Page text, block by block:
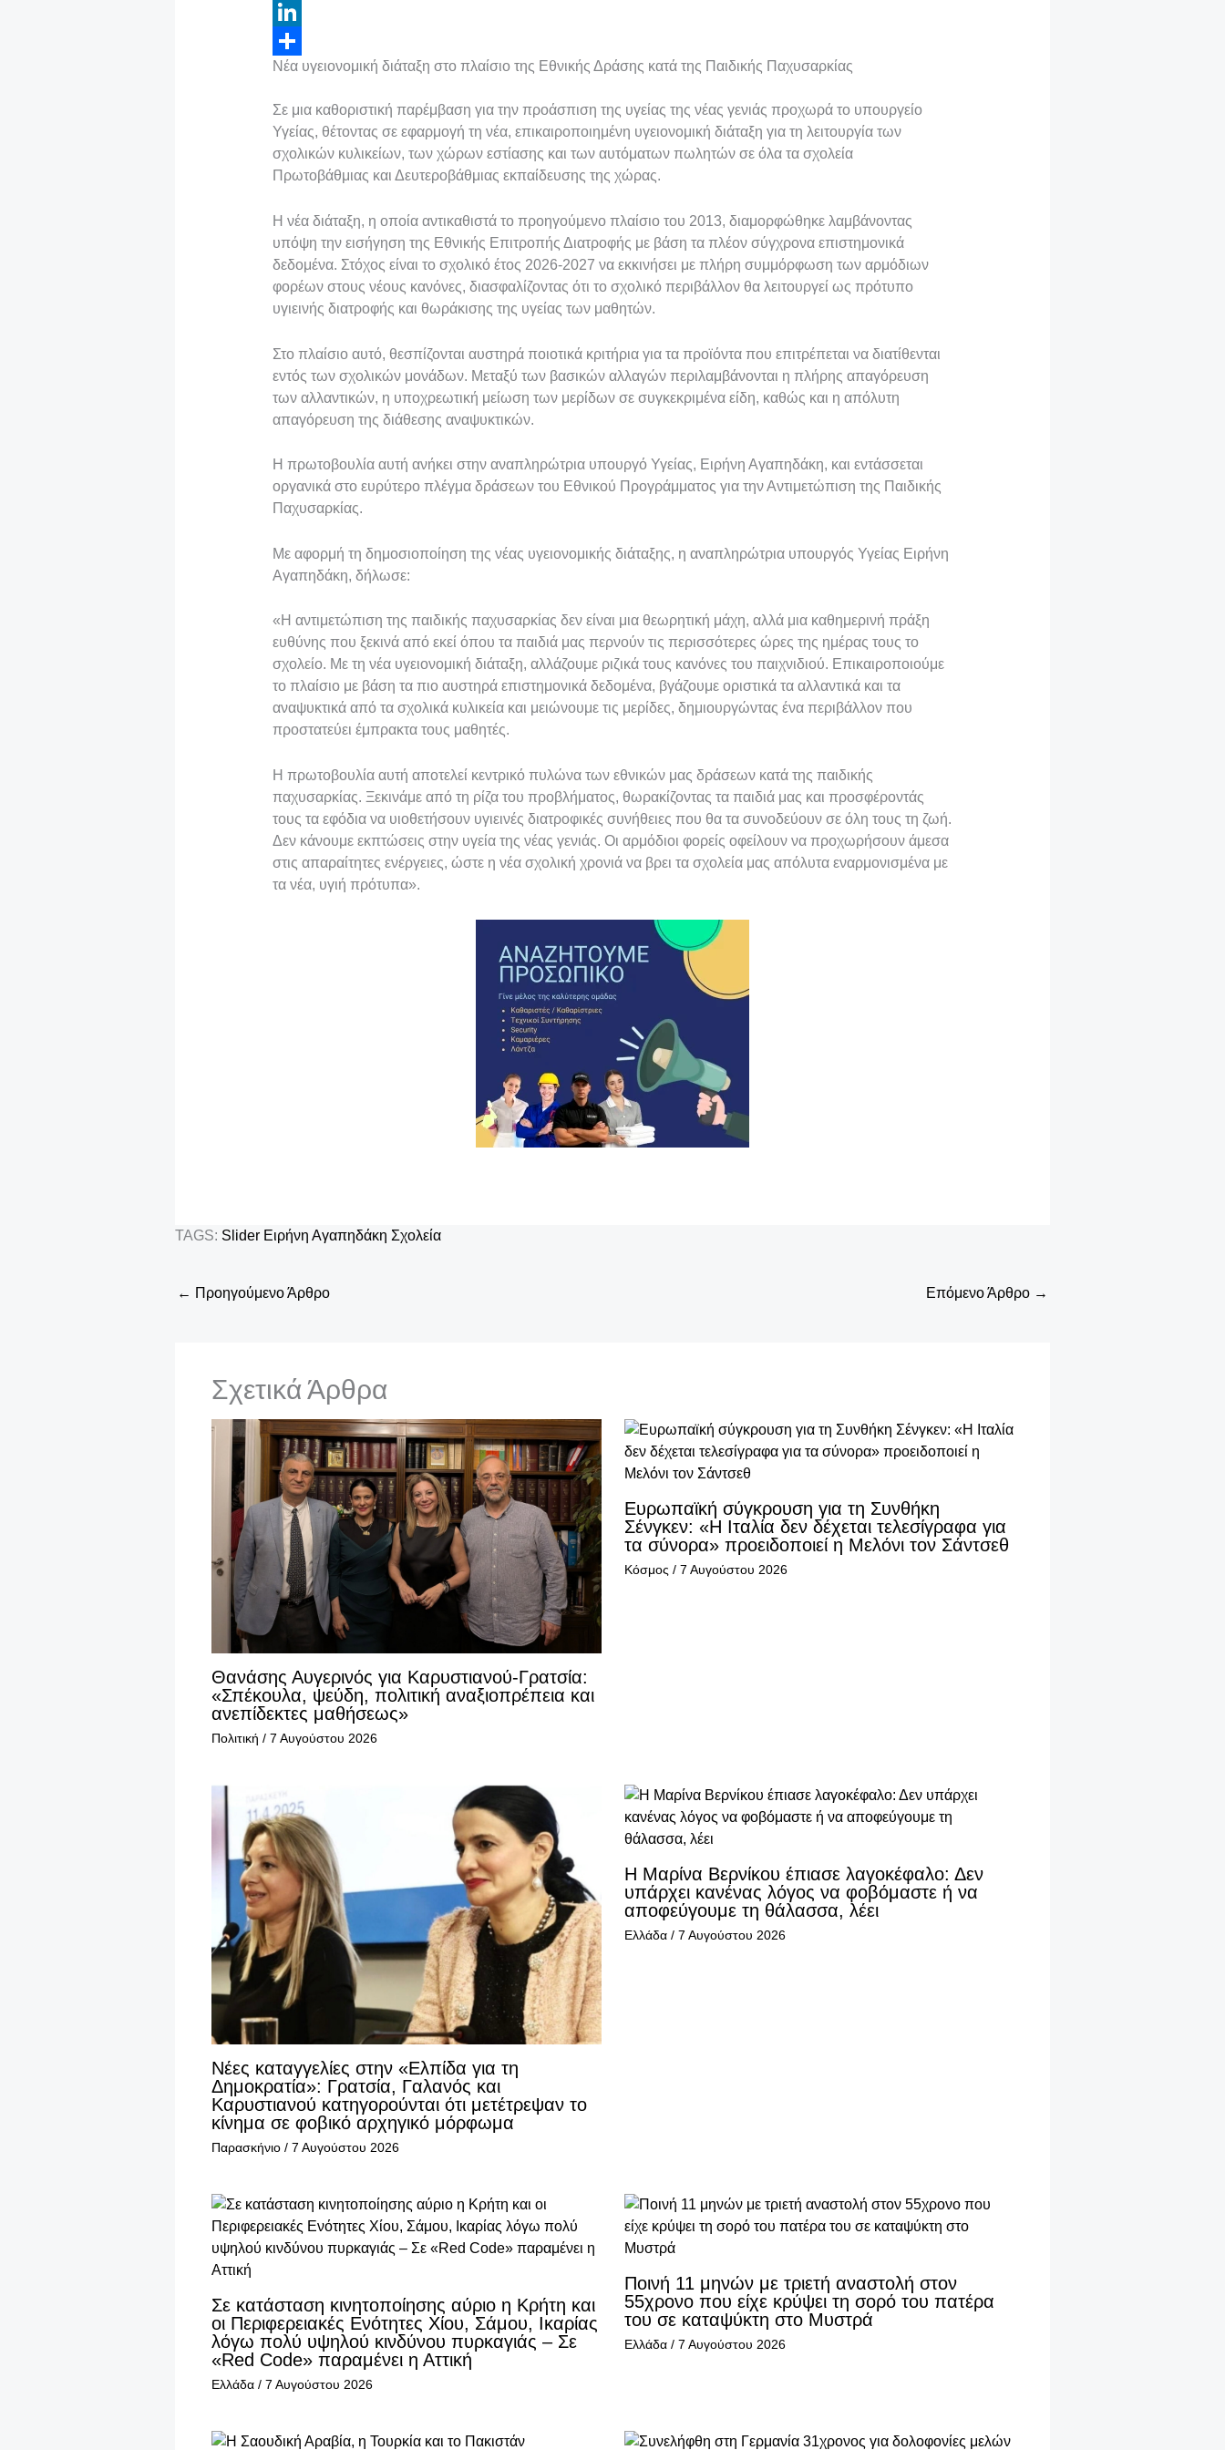
c
e
b
o
k
w
t
e
r
E
m
a
l
L
i
k
e
I
n
Μ
ι
ρ
σ
τ
ε
ί
ε
Νέα υγειονομική διάταξη στο πλαίσιο της Εθνικής Δράσης κατά της Παιδικής Παχυσαρκίας
Σε μια καθοριστική παρέμβαση για την προάσπιση της υγείας της νέας γενιάς προχωρά το υπουργείο
Υγείας, θέτοντας σε εφαρμογή τη νέα, επικαιροποιημένη υγειονομική διάταξη για τη λειτουργία των
σχολικών κυλικείων, των χώρων εστίασης και των αυτόματων πωλητών σε όλα τα σχολεία
Πρωτοβάθμιας και Δευτεροβάθμιας εκπαίδευσης της χώρας.
Η νέα διάταξη, η οποία αντικαθιστά το προηγούμενο πλαίσιο του 2013, διαμορφώθηκε λαμβάνοντας
υπόψη την εισήγηση της Εθνικής Επιτροπής Διατροφής με βάση τα πλέον σύγχρονα επιστημονικά
δεδομένα. Στόχος είναι το σχολικό έτος 2026-2027 να εκκινήσει με πλήρη συμμόρφωση των αρμόδιων
φορέων στους νέους κανόνες, διασφαλίζοντας ότι το σχολικό περιβάλλον θα λειτουργεί ως πρότυπο
υγιεινής διατροφής και θωράκισης της υγείας των μαθητών.
Στο πλαίσιο αυτό, θεσπίζονται αυστηρά ποιοτικά κριτήρια για τα προϊόντα που επιτρέπεται να διατίθενται
εντός των σχολικών μονάδων. Μεταξύ των βασικών αλλαγών περιλαμβάνονται η πλήρης απαγόρευση
των αλλαντικών, η υποχρεωτική μείωση των μερίδων σε συγκεκριμένα είδη, καθώς και η απόλυτη
απαγόρευση της διάθεσης αναψυκτικών.
Η πρωτοβουλία αυτή ανήκει στην αναπληρώτρια υπουργό Υγείας, Ειρήνη Αγαπηδάκη, και εντάσσεται
οργανικά στο ευρύτερο πλέγμα δράσεων του Εθνικού Προγράμματος για την Αντιμετώπιση της Παιδικής
Παχυσαρκίας.
Με αφορμή τη δημοσιοποίηση της νέας υγειονομικής διάταξης, η αναπληρώτρια υπουργός Υγείας Ειρήνη
Αγαπηδάκη, δήλωσε:
«Η αντιμετώπιση της παιδικής παχυσαρκίας δεν είναι μια θεωρητική μάχη, αλλά μια καθημερινή πράξη
ευθύνης που ξεκινά από εκεί όπου τα παιδιά μας περνούν τις περισσότερες ώρες της ημέρας τους το
σχολείο. Με τη νέα υγειονομική διάταξη, αλλάζουμε ριζικά τους κανόνες του παιχνιδιού. Επικαιροποιούμε
το πλαίσιο με βάση τα πιο αυστηρά επιστημονικά δεδομένα, βγάζουμε οριστικά τα αλλαντικά και τα
αναψυκτικά από τα σχολικά κυλικεία και μειώνουμε τις μερίδες, δημιουργώντας ένα περιβάλλον που
προστατεύει έμπρακτα τους μαθητές.
Η πρωτοβουλία αυτή αποτελεί κεντρικό πυλώνα των εθνικών μας δράσεων κατά της παιδικής
παχυσαρκίας. Ξεκινάμε από τη ρίζα του προβλήματος, θωρακίζοντας τα παιδιά μας και προσφέροντάς
τους τα εφόδια να υιοθετήσουν υγιεινές διατροφικές συνήθειες που θα τα συνοδεύουν σε όλη τους τη ζωή.
Δεν κάνουμε εκπτώσεις στην υγεία της νέας γενιάς. Οι αρμόδιοι φορείς οφείλουν να προχωρήσουν άμεσα
στις απαραίτητες ενέργειες, ώστε η νέα σχολική χρονιά να βρει τα σχολεία μας απόλυτα εναρμονισμένα με
τα νέα, υγιή πρότυπα».
TAGS: Slider Ειρήνη Αγαπηδάκη Σχολεία
← Προηγούμενο Άρθρο Επόμενο Άρθρο →
Σχετικά Άρθρα
Θανάσης Αυγερινός για Καρυστιανού-Γρατσία:
«Σπέκουλα, ψεύδη, πολιτική αναξιοπρέπεια και
ανεπίδεκτες μαθήσεως»
Πολιτική / 7 Αυγούστου 2026
Ευρωπαϊκή σύγκρουση για τη Συνθήκη
Σένγκεν: «Η Ιταλία δεν δέχεται τελεσίγραφα για
τα σύνορα» προειδοποιεί η Μελόνι τον Σάντσεθ
Κόσμος / 7 Αυγούστου 2026
Νέες καταγγελίες στην «Ελπίδα για τη
Δημοκρατία»: Γρατσία, Γαλανός και
Καρυστιανού κατηγορούνται ότι μετέτρεψαν το
κίνημα σε φοβικό αρχηγικό μόρφωμα
Παρασκήνιο / 7 Αυγούστου 2026
Η Μαρίνα Βερνίκου έπιασε λαγοκέφαλο: Δεν
υπάρχει κανένας λόγος να φοβόμαστε ή να
αποφεύγουμε τη θάλασσα, λέει
Ελλάδα/ 7 Αυγούστου 2026
Σε κατάσταση κινητοποίησης αύριο η Κρήτη και
οι Περιφερειακές Ενότητες Χίου, Σάμου, Ικαρίας
λόγω πολύ υψηλού κινδύνου πυρκαγιάς – Σε
«Red Code» παραμένει η Αττική
Ελλάδα / 7 Αυγούστου 2026
Ποινή 11 μηνών με τριετή αναστολή στον
55χρονο που είχε κρύψει τη σορό του πατέρα
του σε καταψύκτη στο Μυστρά
Ελλάδα/ 7 Αυγούστου 2026